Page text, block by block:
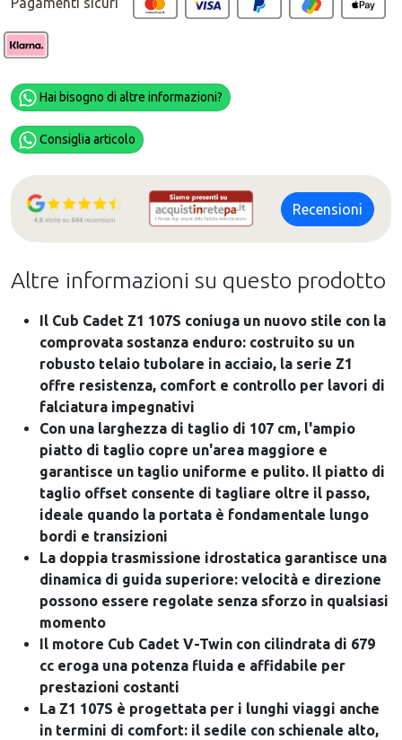
Hai bisogno di altre informazioni?
Consiglia articolo
Recensioni
Altre informazioni su questo prodotto
Il Cub Cadet Z1 107S coniuga un nuovo stile con la
comprovata sostanza enduro: costruito su un
robusto telaio tubolare in acciaio, la serie Z1
offre resistenza, comfort e controllo per lavori di
falciatura impegnativi
Con una larghezza di taglio di 107 cm, l'ampio
piatto di taglio copre un'area maggiore e
garantisce un taglio uniforme e pulito. Il piatto di
taglio offset consente di tagliare oltre il passo,
ideale quando la portata è fondamentale lungo
bordi e transizioni
La doppia trasmissione idrostatica garantisce una
dinamica di guida superiore: velocità e direzione
possono essere regolate senza sforzo in qualsiasi
momento
Il motore Cub Cadet V-Twin con cilindrata di 679
cc eroga una potenza fluida e affidabile per
prestazioni costanti
La Z1 107S è progettata per i lunghi viaggi anche
in termini di comfort: il sedile con schienale alto,